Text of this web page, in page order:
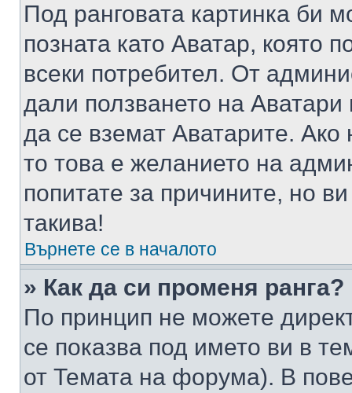
Под ранговата картинка би
позната като Аватар, която
всеки потребител. От
дали ползването на
да се вземат Аватарите.
то това е желанието на
попитате за причините, но
такива!
Върнете се в началото
» Как да си променя ранга?
По принцип не можете
се показва под името ви в
от Темата на форума). В